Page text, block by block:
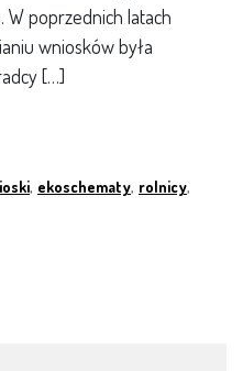
W poprzednich latach
wniosków była
[…]
, ekoschematy, rolnicy,